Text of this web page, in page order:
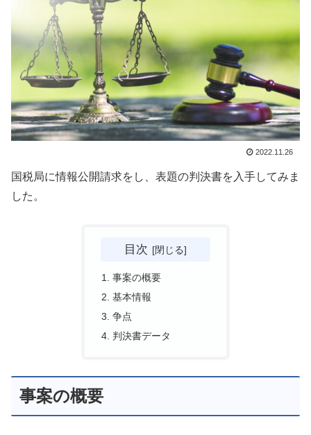
2022.11.26
国税局に情報公開請求をし、表題の判決書を入手してみま
した。
目次
事案の概要
基本情報
争点
判決書データ
事案の概要